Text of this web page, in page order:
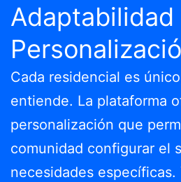
Adaptabilidad
Cada residencial es
entiende. La plataforma
personalización que
comunidad configurar el
necesidades específicas.